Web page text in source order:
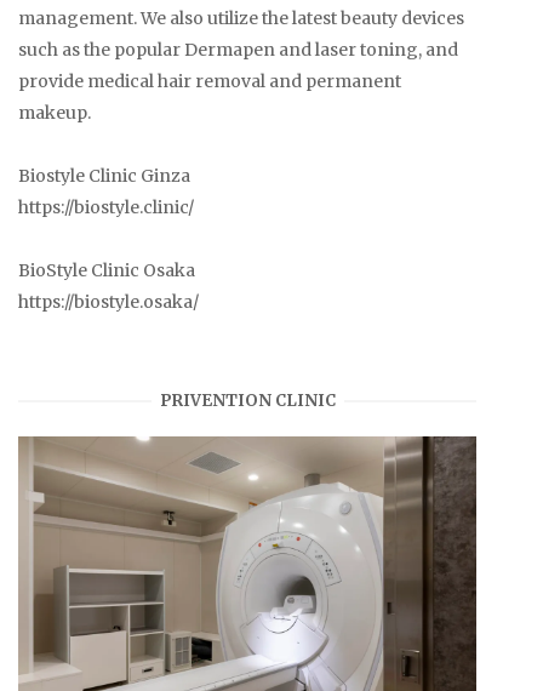
management. We also utilize the latest beauty devices
such as the popular Dermapen and laser toning, and
provide medical hair removal and permanent
makeup.
Biostyle Clinic Ginza
https://biostyle.clinic/
BioStyle Clinic Osaka
https://biostyle.osaka/
PRIVENTION CLINIC